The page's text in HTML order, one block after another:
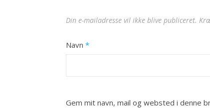
Din e-mailadresse vil ikke blive publiceret.
Navn *
Gem mit navn, mail og websted i denne